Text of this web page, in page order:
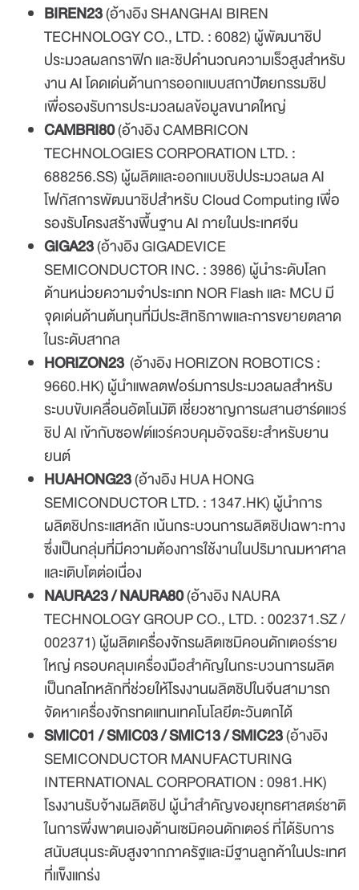
BIREN23(อ้างอิง SHANGHAI BIREN
TECHNOLOGY CO., LTD. : 6082) ผู้พัฒนาชิป
ประมวลผลกราฟิก และชิปคำนวณความเร็วสูงสำหรับ
งาน AI โดดเด่นด้านการออกแบบสถาปัตยกรรมชิป
เพื่อรองรับการประมวลผลข้อมูลขนาดใหญ่
CAMBRI80(อ้างอิง CAMBRICON
TECHNOLOGIES CORPORATION LTD. :
688256.SS) ผู้ผลิตและออกแบบชิปประมวลผล AI
โฟกัสการพัฒนาชิปสำหรับ Cloud Computing เพื่อ
รองรับโครงสร้างพื้นฐาน AI ภายในประเทศจีน
GIGA23(อ้างอิง GIGADEVICE
SEMICONDUCTOR INC. : 3986) ผู้นำระดับโลก
ด้านหน่วยความจำประเภท NOR Flash และ MCU มี
จุดเด่นด้านต้นทุนที่มีประสิทธิภาพและการขยายตลาด
ในระดับสากล
HORIZON23 (อ้างอิง HORIZON ROBOTICS :
9660.HK) ผู้นำแพลตฟอร์มการประมวลผลสำหรับ
ระบบขับเคลื่อนอัตโนมัติ เชี่ยวชาญการผสานฮาร์ดแวร์
ชิป AI เข้ากับซอฟต์แวร์ควบคุมอัจฉริยะสำหรับยาน
ยนต์
HUAHONG23(อ้างอิง HUA HONG
SEMICONDUCTOR LTD. :1347.HK) ผู้นำการ
ผลิตชิปกระแสหลัก เน้นกระบวนการผลิตชิปเฉพาะทาง
ซึ่งเป็นกลุ่มที่มีความต้องการใช้งานในปริมาณมหาศาล
และเติบโตต่อเนื่อง
NAURA23 / NAURA80(อ้างอิง NAURA
TECHNOLOGY GROUP CO., LTD. : 002371.SZ /
002371) ผู้ผลิตเครื่องจักรผลิตเซมิคอนดักเตอร์ราย
ใหญ่ ครอบคลุมเครื่องมือสำคัญในกระบวนการผลิต
เป็นกลไกหลักที่ช่วยให้โรงงานผลิตชิปในจีนสามารถ
จัดหาเครื่องจักรทดแทนเทคโนโลยีตะวันตกได้
SMIC01 / SMIC03 / SMIC13 / SMIC23(อ้างอิง
SEMICONDUCTOR MANUFACTURING
INTERNATIONAL CORPORATION :0981.HK)
โรงงานรับจ้างผลิตชิป ผู้นำสำคัญของยุทธศาสตร์ชาติ
ในการพึ่งพาตนเองด้านเซมิคอนดักเตอร์ ที่ได้รับการ
สนับสนุนระดับสูงจากภาครัฐและมีฐานลูกค้าในประเทศ
ที่แข็งแกร่ง